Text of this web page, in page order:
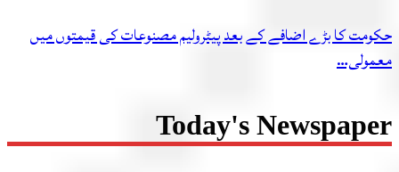
حکومت کا بڑے اضافے کے بعد پیٹرولیم مصنوعات کی قیمتوں میں
معمولی…
Today's Newspaper